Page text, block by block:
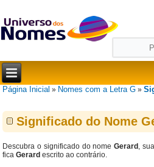
Página Inicial » Nomes com a Letra G »
Significado do Nome
Descubra o significado do nomeGerard ,
ficaGerard escrito ao contrário.